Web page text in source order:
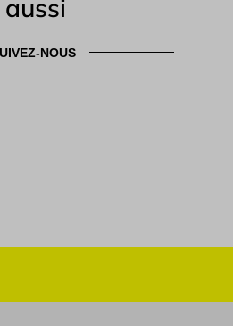
NOUS